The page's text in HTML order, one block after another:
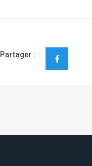
Partager :